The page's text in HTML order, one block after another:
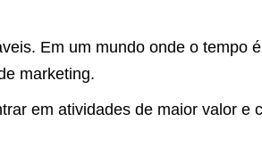
Em um mundo onde o tempo
marketing.
em atividades de maior valor e